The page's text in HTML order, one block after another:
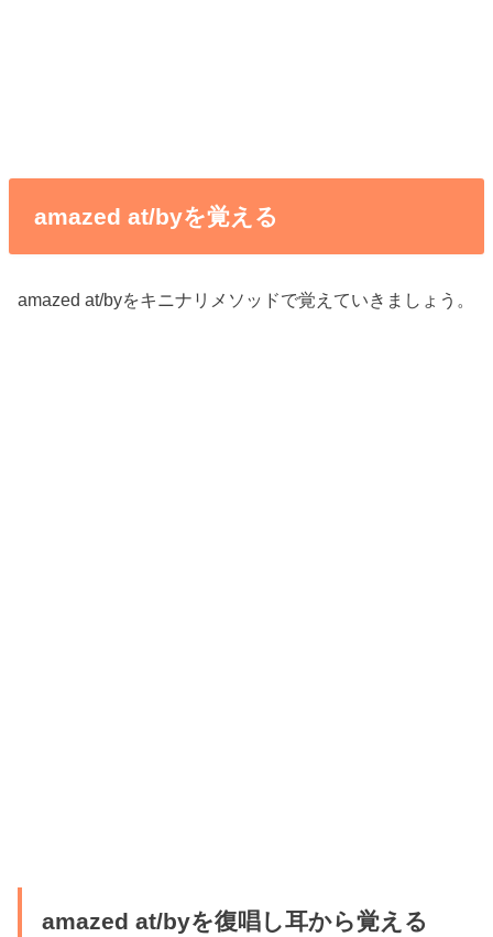
amazed at/byを覚える
amazed at/byをキニナリメソッドで覚えていきましょう。
amazed at/byを復唱し耳から覚える